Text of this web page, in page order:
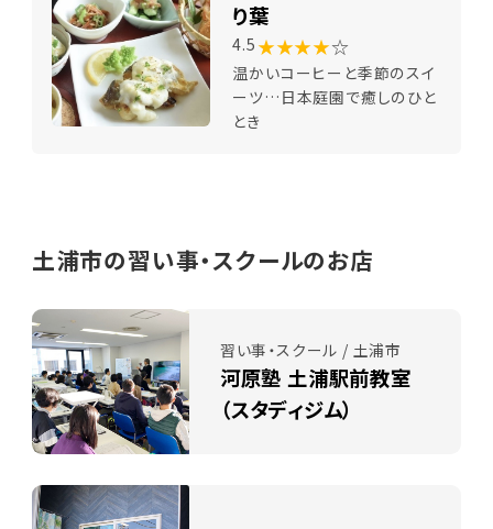
り葉
4.5 ★★★★☆
温かいコーヒーと季節のスイ
ーツ…日本庭園で癒しのひと
とき
土浦市の習い事・スクールのお店
習い事・スクール / 土浦市
河原塾 土浦駅前教室
（スタディジム）